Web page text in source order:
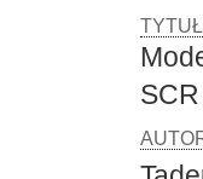
SCR